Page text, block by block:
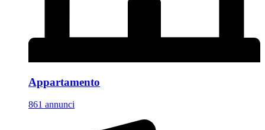
Appartamento
861 annunci